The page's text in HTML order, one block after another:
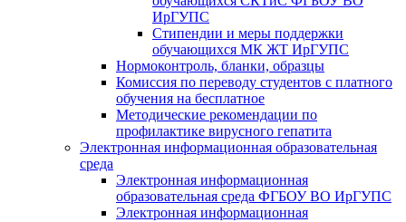
ИрГУПС
Стипендии и меры поддержки
обучающихся МК ЖТ ИрГУПС
Нормоконтроль, бланки, образцы
Комиссия по переводу студентов с платного
обучения на бесплатное
Методические рекомендации по
профилактике вирусного гепатита
Электронная информационная образовательная
среда
Электронная информационная
образовательная среда ФГБОУ ВО ИрГУПС
Электронная информационная